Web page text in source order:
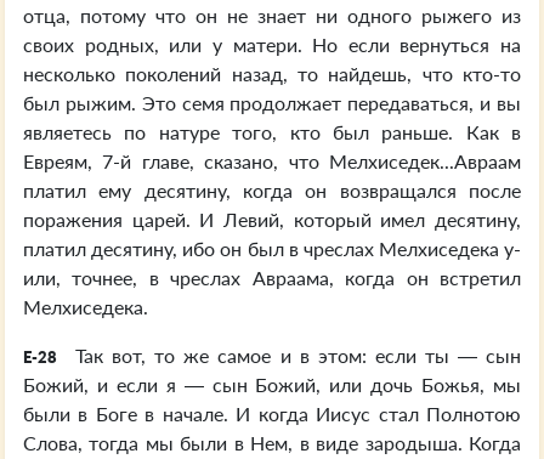
отца, потому что он не знает ни одного рыжего из
своих родных, или у матери. Но если вернуться на
несколько поколений назад, то найдешь, что кто-то
был рыжим. Это семя продолжает передаваться, и вы
являетесь по натуре того, кто был раньше. Как в
Евреям, 7-й главе, сказано, что Мелхиседек...Авраам
платил ему десятину, когда он возвращался после
поражения царей. И Левий, который имел десятину,
платил десятину, ибо он был в чреслах Мелхиседека у-
или, точнее, в чреслах Авраама, когда он встретил
Мелхиседека.
E-28
Так вот, то же самое и в этом: если ты — сын
Божий, и если я — сын Божий, или дочь Божья, мы
были в Боге в начале. И когда Иисус стал Полнотою
Слова, тогда мы были в Нем, в виде зародыша. Когда